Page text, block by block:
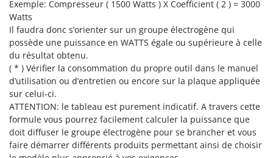
Snapper
Solidur
Spice Electronics
Spiralmac
Spring Protezione
Spyro
Stanley
Exemple: Compresseur ( 1500 Watts ) X Coefficient ( 2 ) = 3000
Watts
Il faudra donc s’orienter sur un groupe électrogène qui
possède une puissance en WATTS égale ou supérieure à celle
du résultat obtenu.
( * ) Vérifier la consommation du propre outil dans le manuel
d’utilisation ou d’entretien ou encore sur la plaque appliquée
sur celui-ci.
ATTENTION: le tableau est purement indicatif. A travers cette
formule vous pourrez facilement calculer la puissance que
doit diffuser le groupe électrogène pour se brancher et vous
faire démarrer différents produits permettant ainsi de choisir